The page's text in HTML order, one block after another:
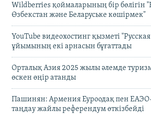
Wildberries қоймаларының бір бөлігін
Өзбекстан және Беларуське көшірмек"
YouTube видеохостинг қызметі
ұйымының екі арнасын бұғаттады
Орталық Азия 2025 жылы әлемде
өскен өңір атанды
Пашинян: Армения Еуроодақ пен
таңдау жайлы референдум өткізбейді